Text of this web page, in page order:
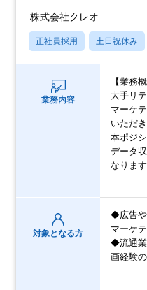
株式会社クレオ
正社員採用 土日祝休み
業務内容
【業務
大手リ
マーケ
いただき
本ポジ
データ
なります
対象となる方
◆広告や
マーケ
◆流通業
画経験